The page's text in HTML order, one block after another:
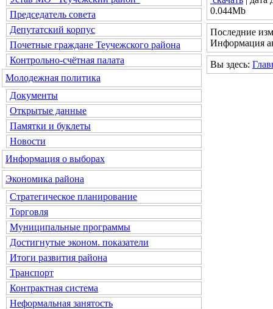
Председатель совета
Депутатский корпус
Почетные граждане Теучежского района
Контрольно-счётная палата
Молодежная политика
Документы
Открытые данные
Памятки и буклеты
Новости
Информация о выборах
Экономика района
Стратегическое планирование
Торговля
Муниципальные программы
Достигнутые эконом. показатели
Итоги развития района
Транспорт
Контрактная система
Неформальная занятость
0.044Mb
Последние
Информация
Вы здесь: